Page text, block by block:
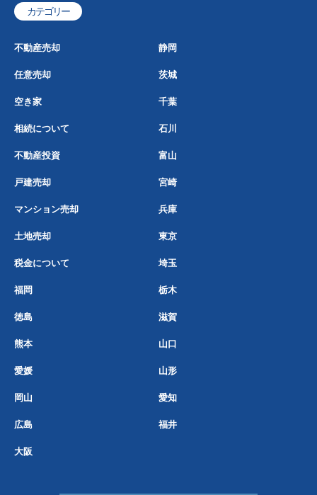
カテゴリー
不動産売却 静岡
任意売却 茨城
空き家 千葉
相続について 石川
不動産投資 富山
戸建売却 宮崎
マンション売却 兵庫
土地売却 東京
税金について 埼玉
福岡 栃木
徳島 滋賀
熊本 山口
愛媛 山形
岡山 愛知
広島 福井
大阪